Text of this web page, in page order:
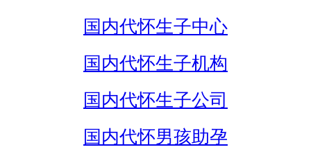
国内代怀生子中心
国内代怀生子机构
国内代怀生子公司
国内代怀男孩助孕